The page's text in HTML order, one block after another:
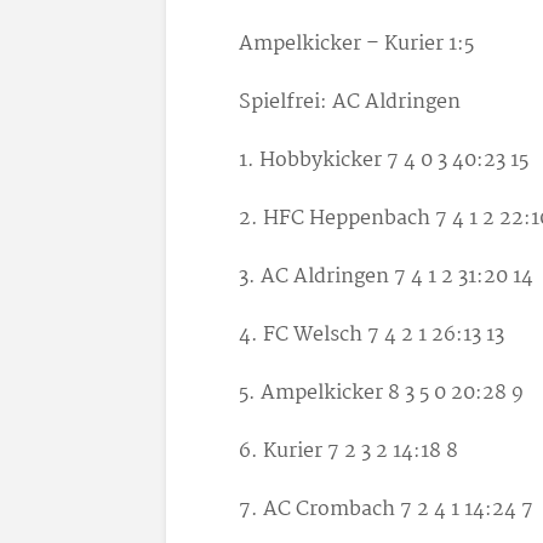
Ampelkicker – Kurier1:5
Spielfrei: AC Aldringen
1. Hobbykicker 7 4 0 3 40:23 15
2. HFC Heppenbach 7 4 1 2
3. AC Aldringen 7 4 1 2 31:20 14
4. FC Welsch7 4 2 1 26:13 13
5. Ampelkicker8 3 5 0 20:28 9
6. Kurier 7 2 3 2 14:18 8
7. AC Crombach 7 2 4 1 14:24 7